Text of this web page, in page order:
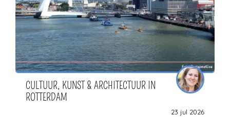
CULTUUR, KUNST & ARCHITECTUUR IN
ROTTERDAM
23 jul 2026